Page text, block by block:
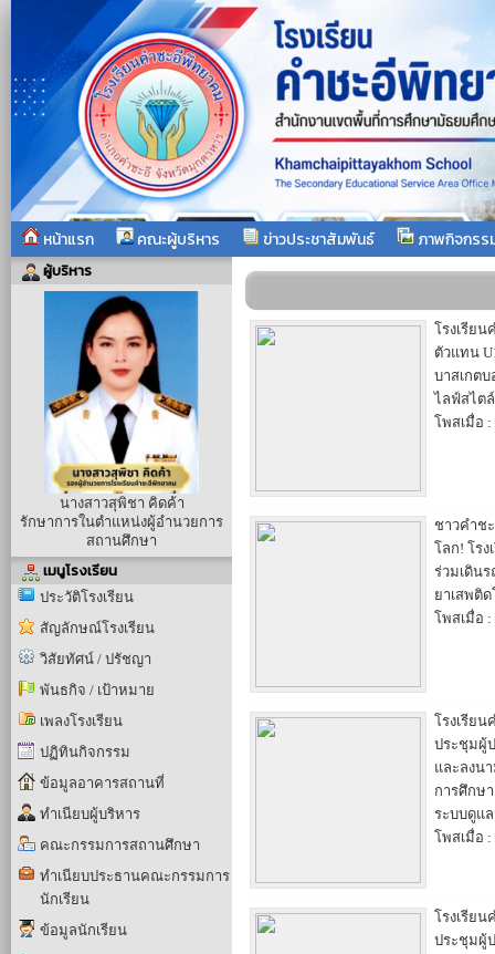
หน้าแรก คณะผู้บริหาร ข่าวประชาสัมพันธ์ ภาพกิจกรร
ผู้บริหาร
นางสาวสุพิชา คิดค้า
รักษาการในตำแหน่งผู้อำนวยการ
สถานศึกษา
เมนูโรงเรียน
ประวัติโรงเรียน
สัญลักษณ์โรงเรียน
วิสัยทัศน์ / ปรัชญา
พันธกิจ / เป้าหมาย
เพลงโรงเรียน
ปฏิทินกิจกรรม
ข้อมูลอาคารสถานที่
ทำเนียบผู้บริหาร
คณะกรรมการสถานศึกษา
ทำเนียบประธานคณะกรรมการ
นักเรียน
ข้อมูลนักเรียน
โรงเรีย
ตัวแทน
บาสเกต
ไลฟ์สไต
โพสเมื่อ :
ชาวคำช
โลก! โร
ร่วมเดิน
ยาเสพติ
โพสเมื่อ :
โรงเรีย
ประชุมผู้
และลงน
การศึกษ
ระบบดูแ
โพสเมื่อ :
โรงเรีย
ประชุมผู้